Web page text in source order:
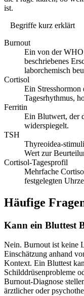
ist.
Begriffe kurz erklärt
Burnout
Ein von der WHO
beschriebenes
laborchemisch
Cortisol
Ein Stresshormon
Tagesrhythmus,
Ferritin
Ein Blutwert, der
widerspiegelt.
TSH
Thyreoidea-
Wert zur
Cortisol-Tagesprofil
Mehrfache
festgelegten
Häufige
Kann ein Bluttest
Nein. Burnout ist keine
Einschätzung anhand
Kontext. Ein Bluttest
Schilddrüsenprobleme
Burnout-Diagnose
ärztlicher oder